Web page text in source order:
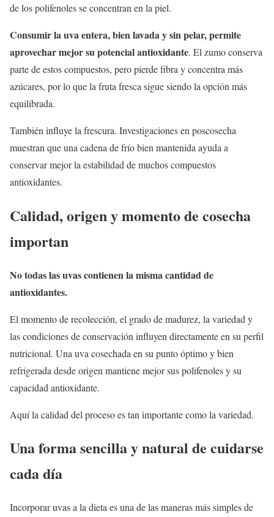
de los polifenoles se concentran en la piel.
Consumir la uva entera, bien lavada y sin pelar, permite
aprovechar mejor su potencial antioxidante. El zumo conserva
parte de estos compuestos, pero pierde fibra y concentra más
azúcares, por lo que la fruta fresca sigue siendo la opción más
equilibrada.
También influye la frescura. Investigaciones en poscosecha
muestran que una cadena de frío bien mantenida ayuda a
conservar mejor la estabilidad de muchos compuestos
antioxidantes.
Calidad, origen y momento de cosecha
importan
No todas las uvas contienen la misma cantidad de
antioxidantes.
El momento de recolección, el grado de madurez, la variedad y
las condiciones de conservación influyen directamente en su perfil
nutricional. Una uva cosechada en su punto óptimo y bien
refrigerada desde origen mantiene mejor sus polifenoles y su
capacidad antioxidante.
Aquí la calidad del proceso es tan importante como la variedad.
Una forma sencilla y natural de cuidarse
cada día
Incorporar uvas a la dieta es una de las maneras más simples de